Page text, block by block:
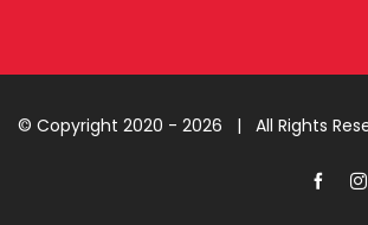
© Copyright 2020 - 2026 | All Rights